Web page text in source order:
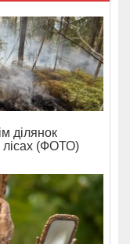
ділянок
лісах (ФОТО)